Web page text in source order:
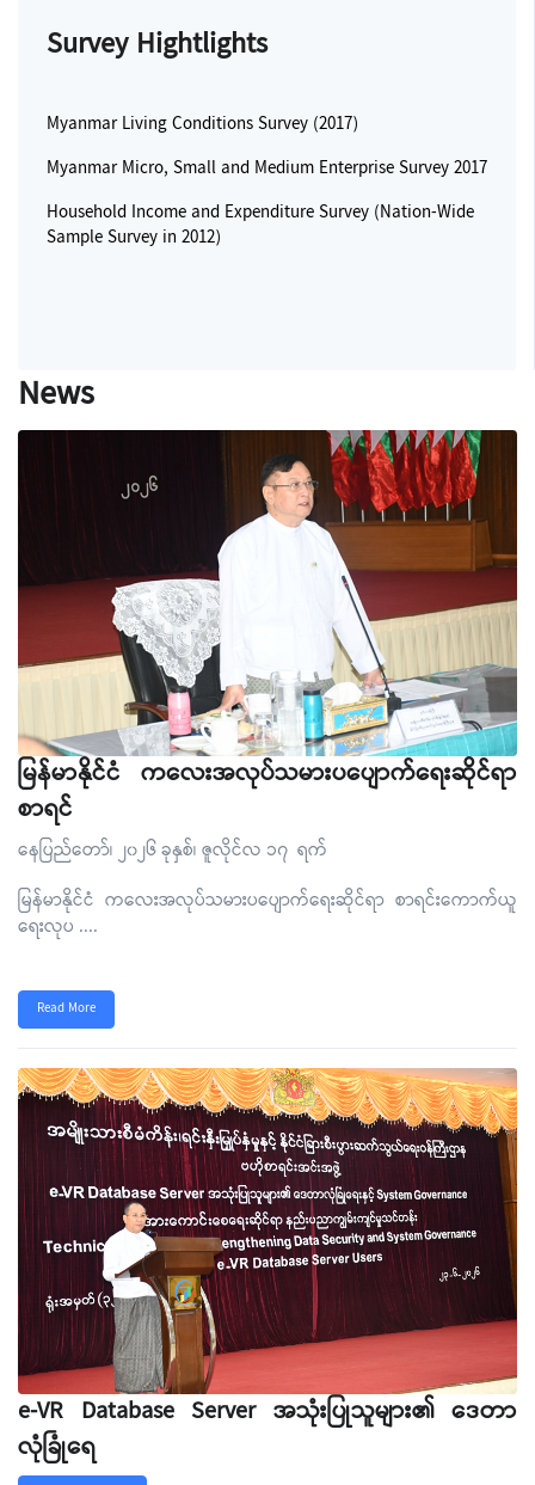
Survey Hightlights
Myanmar Living Conditions Survey (2017)
Myanmar Micro, Small and Medium Enterprise Survey 2017
Household Income and Expenditure Survey (Nation-Wide
Sample Survey in 2012)
News
မြန်မာနိုင်ငံ ကလေးအလုပ်သမားပပျောက်ရေးဆိုင်ရာ
စာရင်
နေပြည်တော်၊ ၂၀၂၆ ခုနှစ်၊ ဇူလိုင်လ ၁၇ ရက်
မြန်မာနိုင်ငံ ကလေးအလုပ်သမားပပျောက်ရေးဆိုင်ရာ စာရင်းကောက်ယူ
ရေးလုပ ....
Read More
e-VR Database Server အသုံးပြုသူများ၏ ဒေတာ
လုံခြုံရေ